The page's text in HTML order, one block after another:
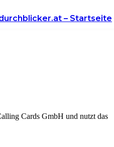
– Startseite
BilliTel
Cards GmbH und nutzt das